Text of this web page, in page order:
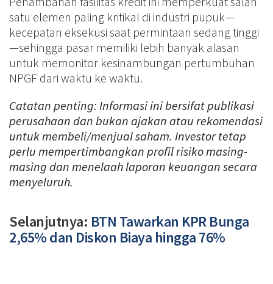
satu elemen paling kritikal di industri pupuk—
kecepatan eksekusi saat permintaan sedang tinggi
—sehingga pasar memiliki lebih banyak alasan
untuk memonitor kesinambungan pertumbuhan
NPGF dari waktu ke waktu.
Catatan penting: Informasi ini bersifat publikasi
perusahaan dan bukan ajakan atau rekomendasi
untuk membeli/menjual saham. Investor tetap
perlu mempertimbangkan profil risiko masing-
masing dan menelaah laporan keuangan secara
menyeluruh.
Selanjutnya: BTN Tawarkan KPR Bunga
2,65% dan Diskon Biaya hingga 76%